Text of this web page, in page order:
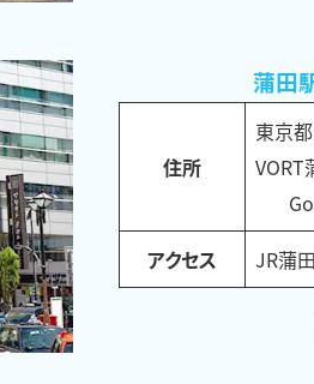
蒲田
住所
東京
VORT
アクセス
JR蒲